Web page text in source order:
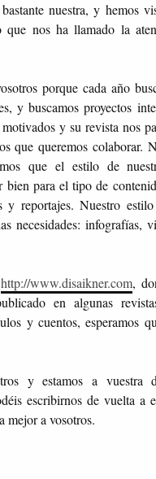
nuestra, y hemos
que nos ha llamado la
porque cada año
y buscamos proyectos
y su revista nos
que queremos colaborar.
que el estilo de
para el tipo de
y reportajes. Nuestro
necesidades: infografías,
http://www.disaikner.com,
en algunas
y cuentos, esperamos
y estamos a vuestra
escribirnos de vuelta a
mejor a vosotros.